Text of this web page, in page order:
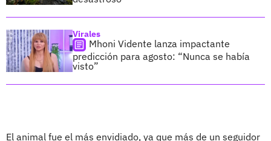
Virales
Mhoni Vidente lanza impactante
predicción para agosto: “Nunca se había
visto”
El animal fue el más envidiado, ya que más de un seguidor